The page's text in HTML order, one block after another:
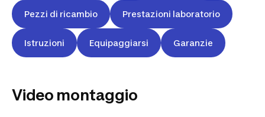
Pezzi di ricambio Prestazioni laboratorio
Istruzioni Equipaggiarsi Garanzie
Video montaggio